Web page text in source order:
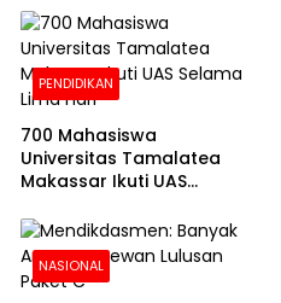
PENDIDIKAN
700 Mahasiswa
Universitas Tamalatea
Makassar Ikuti UAS
NASIONAL